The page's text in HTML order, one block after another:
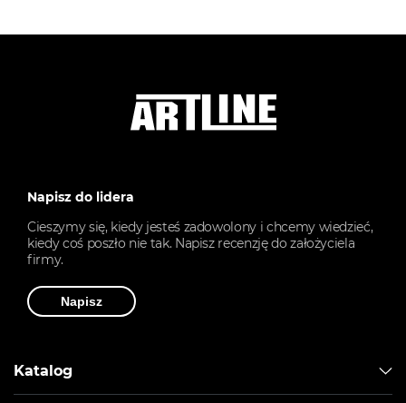
Napisz do lidera
Cieszymy się, kiedy jesteś zadowolony i chcemy wiedzieć,
kiedy coś poszło nie tak. Napisz recenzję do założyciela
firmy.
Napisz
Katalog